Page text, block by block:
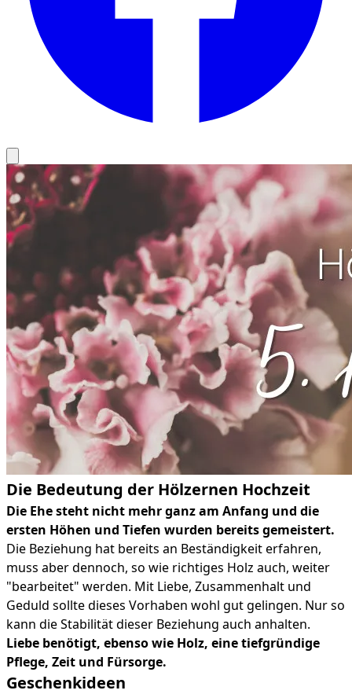
Die Bedeutung der Hölzernen Hochzeit
Die Ehe steht nicht mehr ganz am Anfang und die
ersten Höhen und Tiefen wurden bereits gemeistert.
Die Beziehung hat bereits an Beständigkeit erfahren,
muss aber dennoch, so wie richtiges Holz auch, weiter
"bearbeitet" werden. Mit Liebe, Zusammenhalt und
Geduld sollte dieses Vorhaben wohl gut gelingen. Nur so
kann die Stabilität dieser Beziehung auch anhalten.
Liebe benötigt, ebenso wie Holz, eine tiefgründige
Pflege, Zeit und Fürsorge.
Geschenkideen